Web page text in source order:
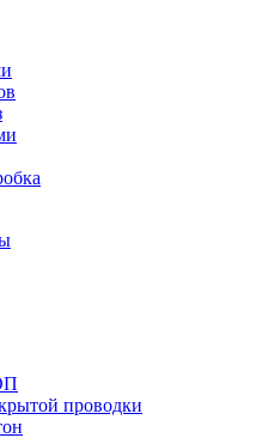
проводки